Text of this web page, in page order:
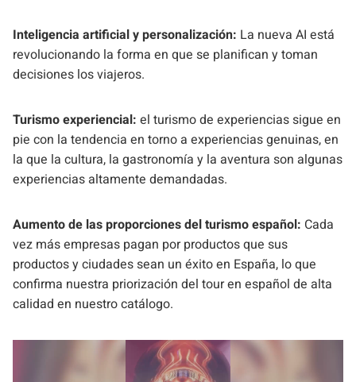
Inteligencia artificial y personalización: La nueva AI está
revolucionando la forma en que se planifican y toman
decisiones los viajeros.
Turismo experiencial: el turismo de experiencias sigue en
pie con la tendencia en torno a experiencias genuinas, en
la que la cultura, la gastronomía y la aventura son algunas
experiencias altamente demandadas.
Aumento de las proporciones del turismo español: Cada
vez más empresas pagan por productos que sus
productos y ciudades sean un éxito en España, lo que
confirma nuestra priorización del tour en español de alta
calidad en nuestro catálogo.